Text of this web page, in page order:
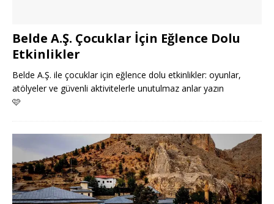
Belde A.Ş. Çocuklar İçin Eğlence Dolu
Etkinlikler
Belde A.Ş. ile çocuklar için eğlence dolu etkinlikler: oyunlar,
atölyeler ve güvenli aktivitelerle unutulmaz anlar yazın
🩷